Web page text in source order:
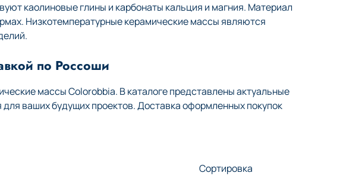
каолиновые глины и карбонаты кальция и магния. Материал
Низкотемпературные керамические массы являются
по Россоши
массы Colorobbia. В каталоге представлены актуальные
ваших будущих проектов. Доставка оформленных покупок